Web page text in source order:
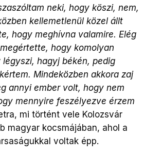
neki, hogy köszi, nem,
kellemetlenül közel állt
hogy meghívna valamire. Elég
hogy komolyan
hagyj békén, pedig
Mindeközben akkora zaj
annyi ember volt, hogy nem
mennyire feszélyezve érzem
mi történt vele Kolozsvár
magyar kocsmájában, ahol a
voltak épp.